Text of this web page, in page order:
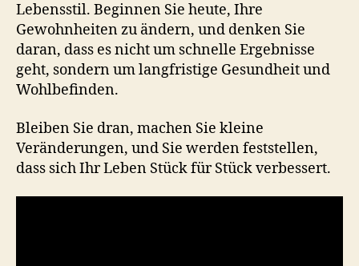
Lebensstil. Beginnen Sie heute, Ihre
Gewohnheiten zu ändern, und denken Sie
daran, dass es nicht um schnelle Ergebnisse
geht, sondern um langfristige Gesundheit und
Wohlbefinden.
Bleiben Sie dran, machen Sie kleine
Veränderungen, und Sie werden feststellen,
dass sich Ihr Leben Stück für Stück verbessert.